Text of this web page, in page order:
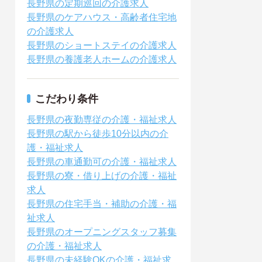
長野県の定期巡回の介護求人
長野県のケアハウス・高齢者住宅地
の介護求人
長野県のショートステイの介護求人
長野県の養護老人ホームの介護求人
こだわり条件
長野県の夜勤専従の介護・福祉求人
長野県の駅から徒歩10分以内の介
護・福祉求人
長野県の車通勤可の介護・福祉求人
長野県の寮・借り上げの介護・福祉
求人
長野県の住宅手当・補助の介護・福
祉求人
長野県のオープニングスタッフ募集
の介護・福祉求人
長野県の未経験OKの介護・福祉求